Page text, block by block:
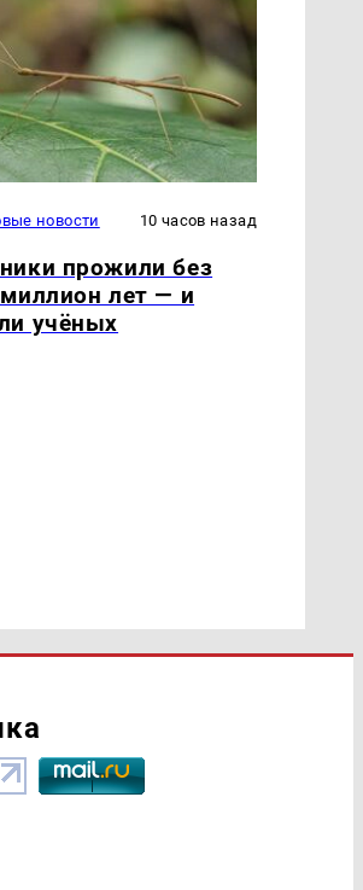
новости 10 часов назад
прожили без
лет — и
учёных